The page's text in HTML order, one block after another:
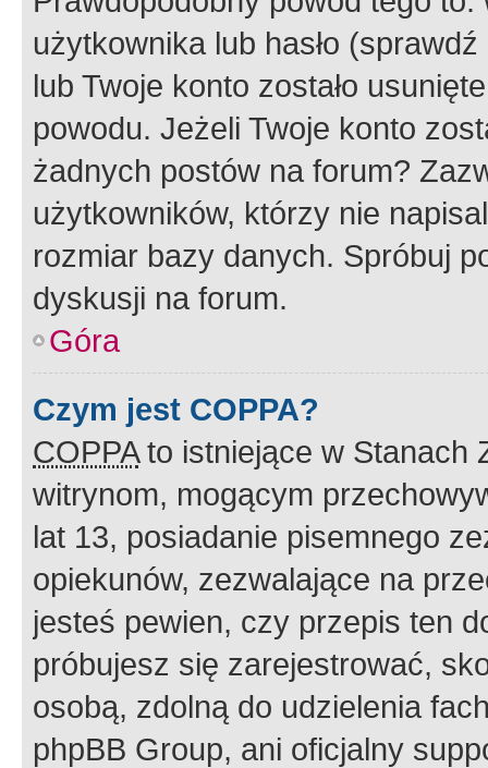
użytkownika lub hasło
lub Twoje konto zostało
powodu. Jeżeli Twoje konto
żadnych postów na forum?
użytkowników, którzy nie
rozmiar bazy danych. Spróbuj
dyskusji na forum.
Góra
Czym jest COPPA?
COPPAto istniejące w Stanach
witrynom, mogącym
lat 13, posiadanie pisemnego
opiekunów, zezwalające na
jesteś pewien, czy przepis ten
próbujesz się zarejestrować,
osobą, zdolną do udzielenia
phpBB Group, ani oficjalny